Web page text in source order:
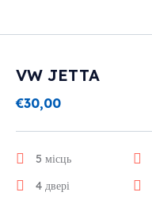
VW JETTA
€30,00
5 місць
4 двері